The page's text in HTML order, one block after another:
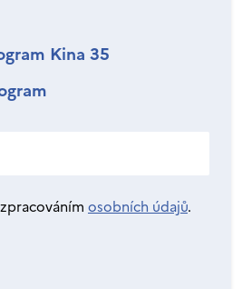
Kina 35
osobních údajů.